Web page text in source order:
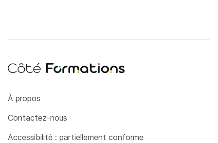
Côté Formations
À propos
Contactez-nous
Accessibilité : partiellement conforme